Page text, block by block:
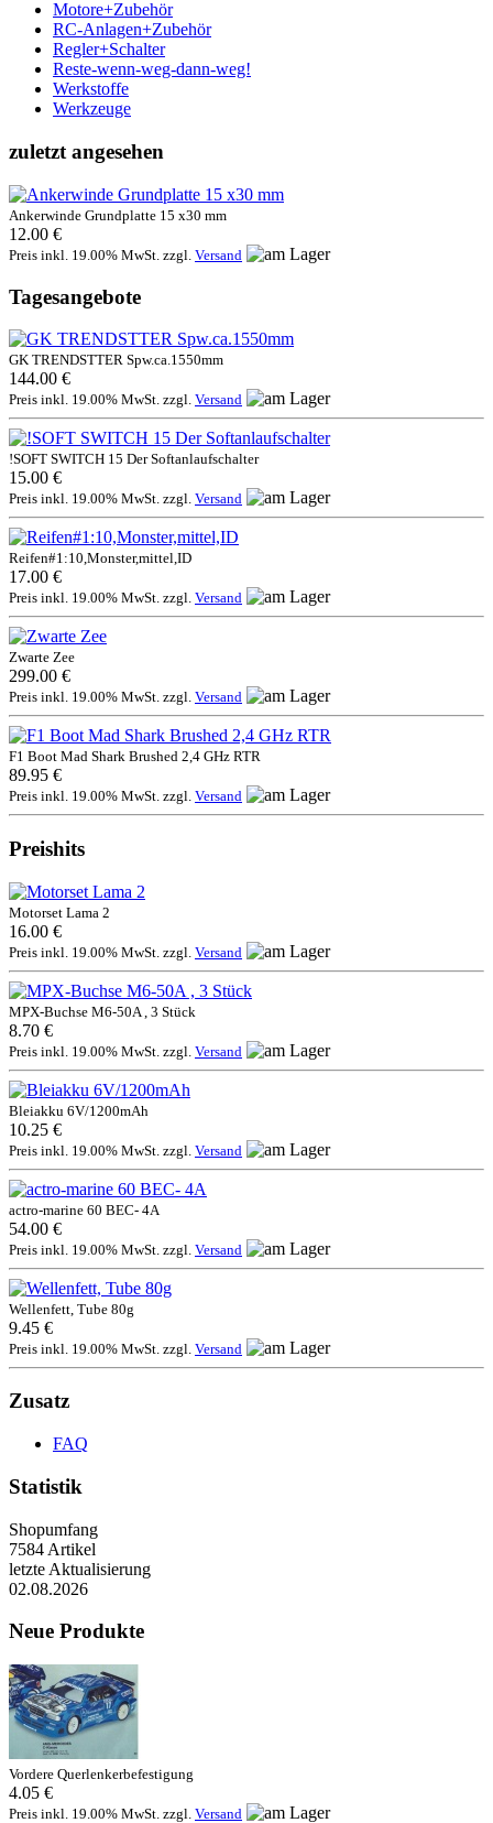
Motore+Zubehör
RC-Anlagen+Zubehör
Regler+Schalter
Reste-wenn-weg-dann-weg!
Werkstoffe
Werkzeuge
zuletzt angesehen
Ankerwinde Grundplatte 15 x30 mm
12.00 €
Preis inkl. 19.00% MwSt. zzgl. Versand
Tagesangebote
GK TRENDSTTER Spw.ca.1550mm
144.00 €
Preis inkl. 19.00% MwSt. zzgl. Versand
!SOFT SWITCH 15 Der Softanlaufschalter
15.00 €
Preis inkl. 19.00% MwSt. zzgl. Versand
Reifen#1:10,Monster,mittel,ID
17.00 €
Preis inkl. 19.00% MwSt. zzgl. Versand
Zwarte Zee
299.00 €
Preis inkl. 19.00% MwSt. zzgl. Versand
F1 Boot Mad Shark Brushed 2,4 GHz RTR
89.95 €
Preis inkl. 19.00% MwSt. zzgl. Versand
Preishits
Motorset Lama 2
16.00 €
Preis inkl. 19.00% MwSt. zzgl. Versand
MPX-Buchse M6-50A , 3 Stück
8.70 €
Preis inkl. 19.00% MwSt. zzgl. Versand
Bleiakku 6V/1200mAh
10.25 €
Preis inkl. 19.00% MwSt. zzgl. Versand
actro-marine 60 BEC- 4A
54.00 €
Preis inkl. 19.00% MwSt. zzgl. Versand
Wellenfett, Tube 80g
9.45 €
Preis inkl. 19.00% MwSt. zzgl. Versand
Zusatz
FAQ
Statistik
Shopumfang
7584 Artikel
letzte Aktualisierung
02.08.2026
Neue Produkte
Vordere Querlenkerbefestigung
4.05 €
Preis inkl. 19.00% MwSt. zzgl. Versand